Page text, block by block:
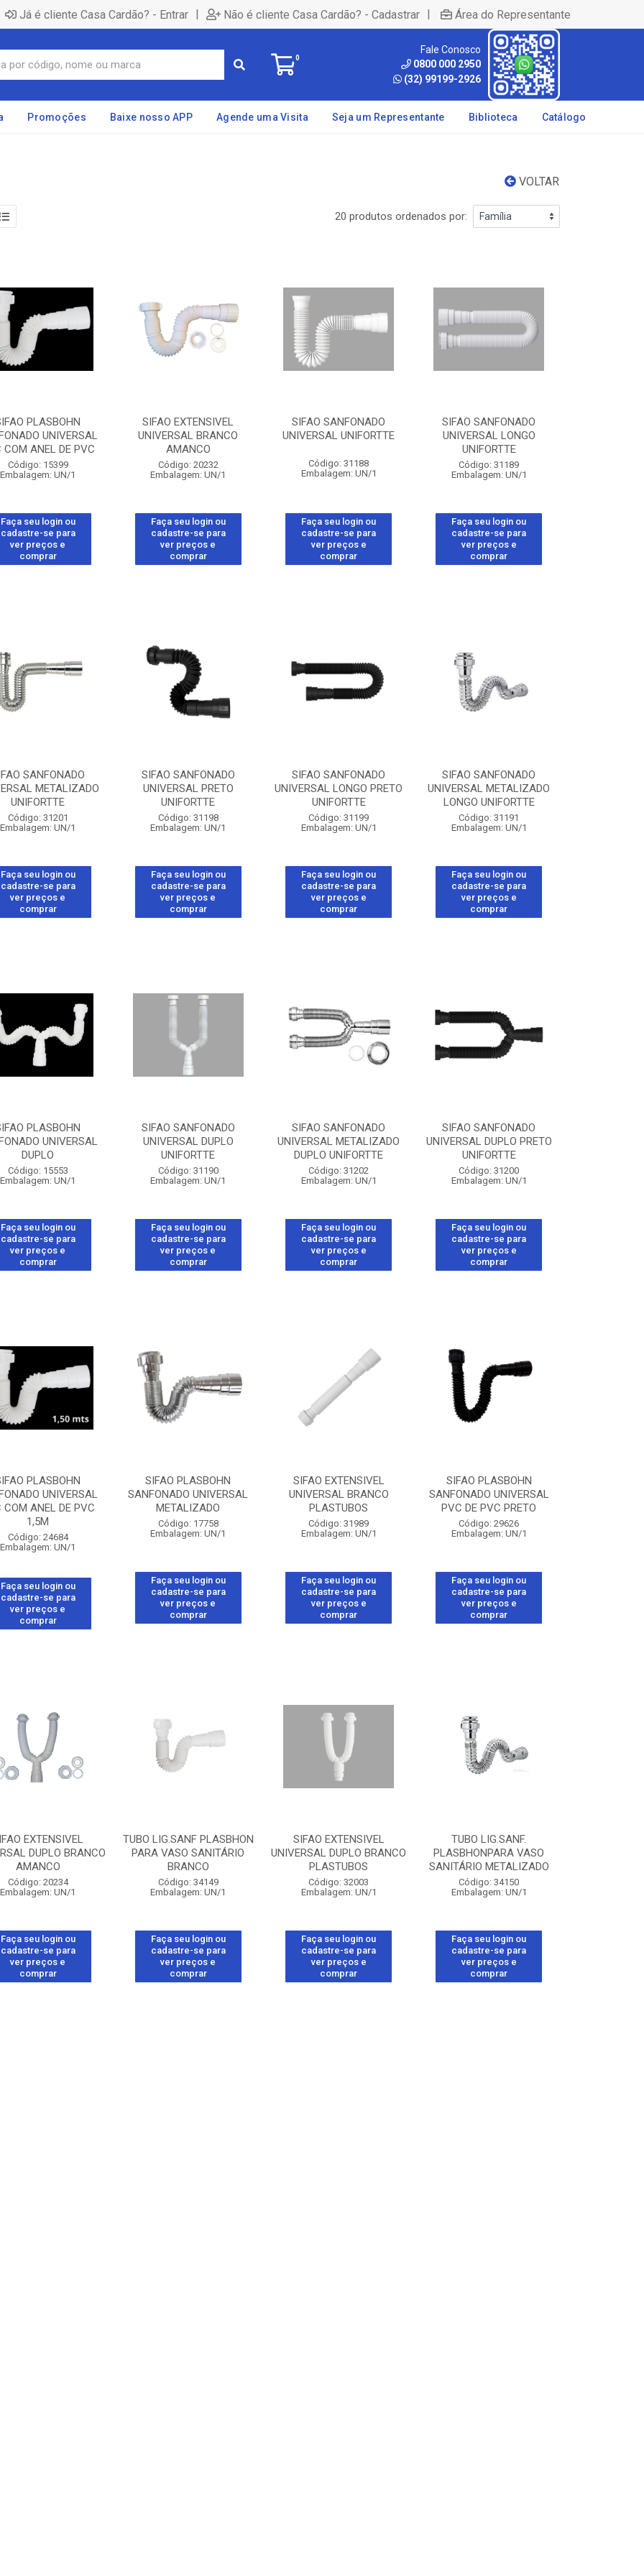
Já é cliente Casa Cardão? - Entrar | Não é cliente Casa Cardão? - Cadastrar | Área do Representante
0
Fale Conosco
0800 000 2950
(32) 99199-2926
Promoções Baixe nosso APP Agende uma Visita Seja um Representante Biblioteca Catálogo
VOLTAR
20 produtos ordenados por:
PLASBOHN
UNIVERSAL
COM ANEL DE PVC
Código: 15399
Embalagem: UN/1
Faça seu login ou
cadastre-se para
ver preços e
comprar
SIFAO EXTENSIVEL
UNIVERSAL BRANCO
AMANCO
Código: 20232
Embalagem: UN/1
Faça seu login ou
cadastre-se para
ver preços e
comprar
SIFAO SANFONADO
UNIVERSAL UNIFORTTE
Código: 31188
Embalagem: UN/1
Faça seu login ou
cadastre-se para
ver preços e
comprar
SIFAO SANFONADO
UNIVERSAL LONGO
UNIFORTTE
Código: 31189
Embalagem: UN/1
Faça seu login ou
cadastre-se para
ver preços e
comprar
SANFONADO
METALIZADO
UNIFORTTE
Código: 31201
Embalagem: UN/1
Faça seu login ou
cadastre-se para
ver preços e
comprar
SIFAO SANFONADO
UNIVERSAL PRETO
UNIFORTTE
Código: 31198
Embalagem: UN/1
Faça seu login ou
cadastre-se para
ver preços e
comprar
SIFAO SANFONADO
UNIVERSAL LONGO PRETO
UNIFORTTE
Código: 31199
Embalagem: UN/1
Faça seu login ou
cadastre-se para
ver preços e
comprar
SIFAO SANFONADO
UNIVERSAL METALIZADO
LONGO UNIFORTTE
Código: 31191
Embalagem: UN/1
Faça seu login ou
cadastre-se para
ver preços e
comprar
PLASBOHN
UNIVERSAL
DUPLO
Código: 15553
Embalagem: UN/1
Faça seu login ou
cadastre-se para
ver preços e
comprar
SIFAO SANFONADO
UNIVERSAL DUPLO
UNIFORTTE
Código: 31190
Embalagem: UN/1
Faça seu login ou
cadastre-se para
ver preços e
comprar
SIFAO SANFONADO
UNIVERSAL METALIZADO
DUPLO UNIFORTTE
Código: 31202
Embalagem: UN/1
Faça seu login ou
cadastre-se para
ver preços e
comprar
SIFAO SANFONADO
UNIVERSAL DUPLO PRETO
UNIFORTTE
Código: 31200
Embalagem: UN/1
Faça seu login ou
cadastre-se para
ver preços e
comprar
PLASBOHN
UNIVERSAL
COM ANEL DE PVC
1,5M
Código: 24684
Embalagem: UN/1
Faça seu login ou
cadastre-se para
ver preços e
comprar
SIFAO PLASBOHN
SANFONADO UNIVERSAL
METALIZADO
Código: 17758
Embalagem: UN/1
Faça seu login ou
cadastre-se para
ver preços e
comprar
SIFAO EXTENSIVEL
UNIVERSAL BRANCO
PLASTUBOS
Código: 31989
Embalagem: UN/1
Faça seu login ou
cadastre-se para
ver preços e
comprar
SIFAO PLASBOHN
SANFONADO UNIVERSAL
PVC DE PVC PRETO
Código: 29626
Embalagem: UN/1
Faça seu login ou
cadastre-se para
ver preços e
comprar
EXTENSIVEL
DUPLO BRANCO
AMANCO
Código: 20234
Embalagem: UN/1
Faça seu login ou
cadastre-se para
ver preços e
comprar
TUBO LIG.SANF PLASBHON
PARA VASO SANITÁRIO
BRANCO
Código: 34149
Embalagem: UN/1
Faça seu login ou
cadastre-se para
ver preços e
comprar
SIFAO EXTENSIVEL
UNIVERSAL DUPLO BRANCO
PLASTUBOS
Código: 32003
Embalagem: UN/1
Faça seu login ou
cadastre-se para
ver preços e
comprar
TUBO LIG.SANF.
PLASBHONPARA VASO
SANITÁRIO METALIZADO
Código: 34150
Embalagem: UN/1
Faça seu login ou
cadastre-se para
ver preços e
comprar